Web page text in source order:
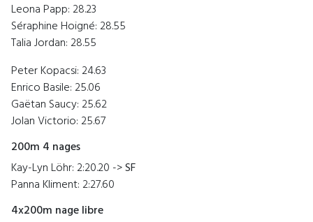
Leona Papp: 28.23
Séraphine Hoigné: 28.55
Talia Jordan: 28.55
Peter Kopacsi: 24.63
Enrico Basile: 25.06
Gaëtan Saucy: 25.62
Jolan Victorio: 25.67
200m 4 nages
Kay-Lyn Löhr: 2:20.20 ->SF
Panna Kliment: 2:27.60
4x200m nage libre